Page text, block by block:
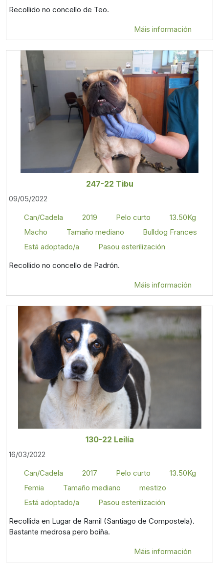
Recollido no concello de Teo.
Máis información
247-22 Tibu
09/05/2022
Can/Cadela
2019 Pelo curto
13.50Kg
Macho
Tamaño mediano
Bulldog Frances
Está adoptado/a
Pasou esterilización
Recollido no concello de Padrón.
Máis información
130-22 Leilía
16/03/2022
Can/Cadela
2017 Pelo curto
13.50Kg
Femia
Tamaño mediano
mestizo
Está adoptado/a
Pasou esterilización
Recollida en Lugar de Ramil (Santiago de Compostela).
Bastante medrosa pero boíña.
Máis información